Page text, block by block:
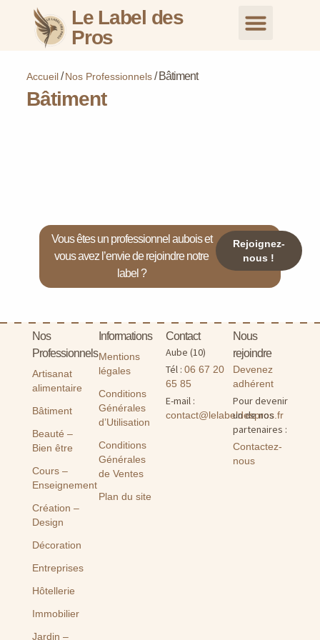
Le Label des
Pros
Accueil/Nos Professionnels/Bâtiment
Bâtiment
Vous êtes un professionnel aubois et
vous avez l’envie de rejoindre notre
label ?
Rejoignez-
nous !
Nos
Professionnels
Artisanat
alimentaire
Bâtiment
Beauté –
Bien être
Cours –
Enseignement
Création –
Design
Décoration
Entreprises
Hôtellerie
Immobilier
Jardin –
Informations
Mentions
légales
Conditions
Générales
d’Utilisation
Conditions
Générales
de Ventes
Plan du site
Contact
Aube (10)
Tél : 06 67 20
65 85
E-mail :
contact@lelabeldespros.fr
Nous
rejoindre
Devenez
adhérent
Pour devenir
un de nos
partenaires :
Contactez-
nous